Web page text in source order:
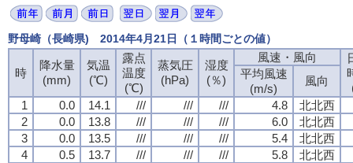
野母崎（長崎県) 2014年4月21日（１時間ごとの値）
時
降水量
(mm)
気温
(℃)
露点
温度
(℃)
蒸気圧
(hPa)
湿度
(％)
風速・風向
平均風速
(m/s)
風向
1
0.0 14.1 /// /// /// 4.8
北北西
2
0.0 13.8 /// /// /// 6.0
北北西
3
0.0 13.5 /// /// /// 5.4
北北西
4
0.5 13.7 /// /// /// 5.8
北北西
時
降水量
(mm)
気温
(℃)
露点
温度
(℃)
蒸気圧
(hPa)
湿度
(％)
風速・風向
平均風速
(m/s)
風向
1
0.0 14.1 /// /// /// 4.8
北北西
2
0.0 13.8 /// /// /// 6.0
北北西
3
0.0 13.5 /// /// /// 5.4
北北西
4
0.5 13.7 /// /// /// 5.8
北北西
時
降水量
(mm)
気温
(℃)
露点
温度
(℃)
蒸気圧
(hPa)
湿度
(％)
風速・風向
平均風速
(m/s)
風向
1
0.0 14.1 /// /// /// 4.8
北北西
2
0.0 13.8 /// /// /// 6.0
北北西
3
0.0 13.5 /// /// /// 5.4
北北西
4
0.5 13.7 /// /// /// 5.8
北北西
時
降水量
(mm)
気温
(℃)
露点
温度
(℃)
蒸気圧
(hPa)
湿度
(％)
風速・風向
平均風速
(m/s)
風向
1
0.0 14.1 /// /// /// 4.8
北北西
2
0.0 13.8 /// /// /// 6.0
北北西
3
0.0 13.5 /// /// /// 5.4
北北西
4
0.5 13.7 /// /// /// 5.8
北北西